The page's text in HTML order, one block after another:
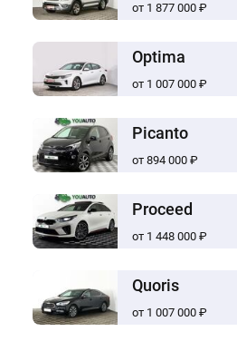
от 1 877 000 ₽
Optima
от 1 007 000 ₽
Picanto
от 894 000 ₽
Proceed
от 1 448 000 ₽
Quoris
от 1 007 000 ₽